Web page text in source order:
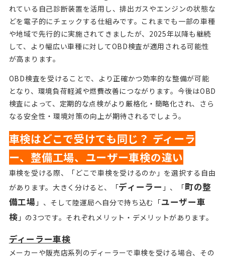
れている自己診断装置を活用し、排出ガスやエンジンの状態な
どを電子的にチェックする仕組みです。これまでも一部の車種
や地域で先行的に実施されてきましたが、2025年以降も継続
して、より幅広い車種に対してOBD検査が適用される可能性
が高まります。
OBD検査を受けることで、より正確かつ効率的な整備が可能
となり、環境負荷軽減や燃費改善につながります。今後はOBD
検査によって、定期的な点検がより厳格化・簡略化され、さら
なる安全性・環境対策の向上が期待されるでしょう。
車検はどこで受けても同じ？ ディーラ
ー、整備工場、ユーザー車検の違い
車検を受ける際、「どこで車検を受けるのか」を選択する自由
があります。大きく分けると、「ディーラー 」、「町の整
備工場 」、そして陸運局へ自分で持ち込む「ユーザー車
検 」の3つです。それぞれメリット・デメリットがあります。
ディーラー車検
メーカーや販売店系列のディーラーで車検を受ける場合、その